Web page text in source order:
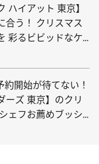
ハイアット 東京】
合う！ クリスマス
彩るビビッドなケ
約開始が待てない！
ーズ 東京】のクリ
ェフお薦めブッシ